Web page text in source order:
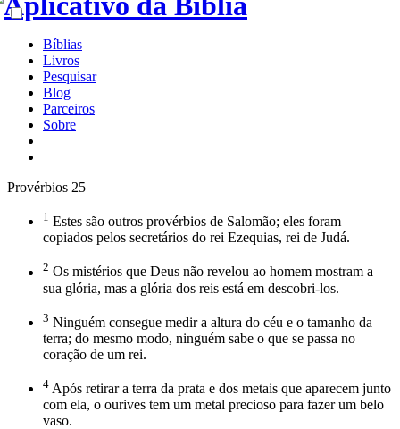
Bíblias
Livros
Pesquisar
Blog
Parceiros
Sobre
Provérbios 25
1 Estes são outros provérbios de Salomão; eles foram
copiados pelos secretários do rei Ezequias, rei de Judá.
2 Os mistérios que Deus não revelou ao homem mostram a
sua glória, mas a glória dos reis está em descobri-los.
3 Ninguém consegue medir a altura do céu e o tamanho da
terra; do mesmo modo, ninguém sabe o que se passa no
coração de um rei.
4 Após retirar a terra da prata e dos metais que aparecem junto
com ela, o ourives tem um metal precioso para fazer um belo
vaso.